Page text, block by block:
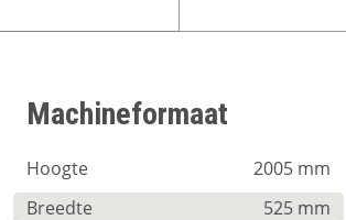
Machineformaat
Hoogte
2005 mm
Breedte
525 mm